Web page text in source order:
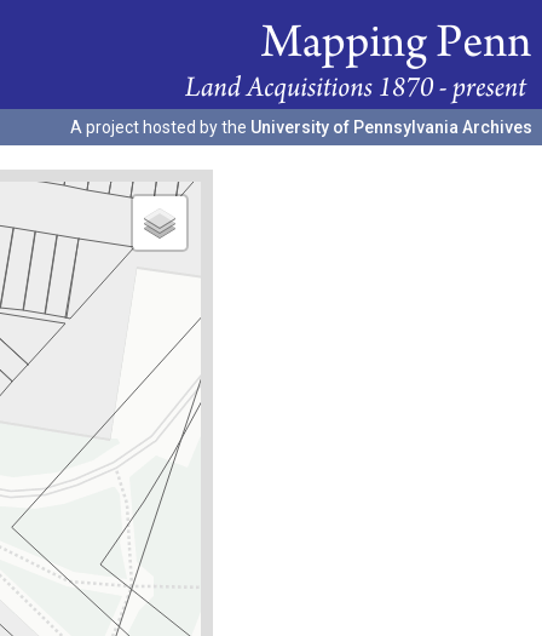
A project hosted by the University of Pennsylvania Archives